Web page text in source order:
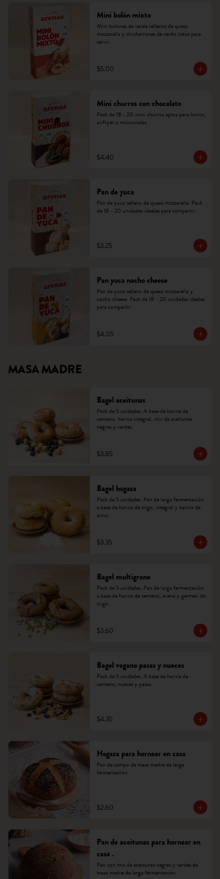
Mini bolón mixto
Mini bolones de verde rellenos de queso
mozzarella y chicharrones de cerdo listos para
servir.
$5.00
Mini churros con chocolate
Pack de 18 - 20 mini churros aptos para horno,
airfryer o microondas.
$4.40
Pan de yuca
Pan de yuca relleno de queso mozzarella. Pack
de 18 - 20 unidades ideales para compartir.
$3.25
Pan yuca nacho cheese
Pan de yuca relleno de queso mozzarella y
nacho cheese. Pack de 18 - 20 unidades ideales
para compartir.
$4.05
MASA MADRE
Bagel aceitunas
Pack de 5 unidades. A base de harina de
centeno, harina integral, mix de aceitunas
negras y verdes.
$3.85
Bagel hogaza
Pack de 5 unidades. Pan de larga fermentación
a base de harina de trigo, integral y harina de
arroz.
$3.35
Bagel multigrano
Pack de 5 unidades. Pan de larga fermentación
a base de harina de centeno, avena y germen de
trigo.
$3.60
Bagel vegano pasas y nueces
Pack de 5 unidades. A base de harina de
centeno, nueces y pasas.
$4.35
Hogaza para hornear en casa
Pan de campo de masa madre de larga
fermentación.
$2.60
Pan de aceitunas para hornear en
casa .
Pan con mix de aceitunas negras y verdes de
masa madre de larga fermentación.